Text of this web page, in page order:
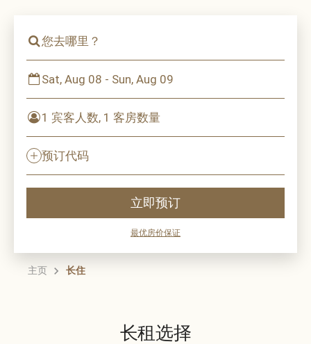
您去哪里？
Sat, Aug 08 - Sun, Aug 09
1 宾客人数, 1 客房数量
预订代码
立即预订
最优房价保证
主页 长住
长租选择